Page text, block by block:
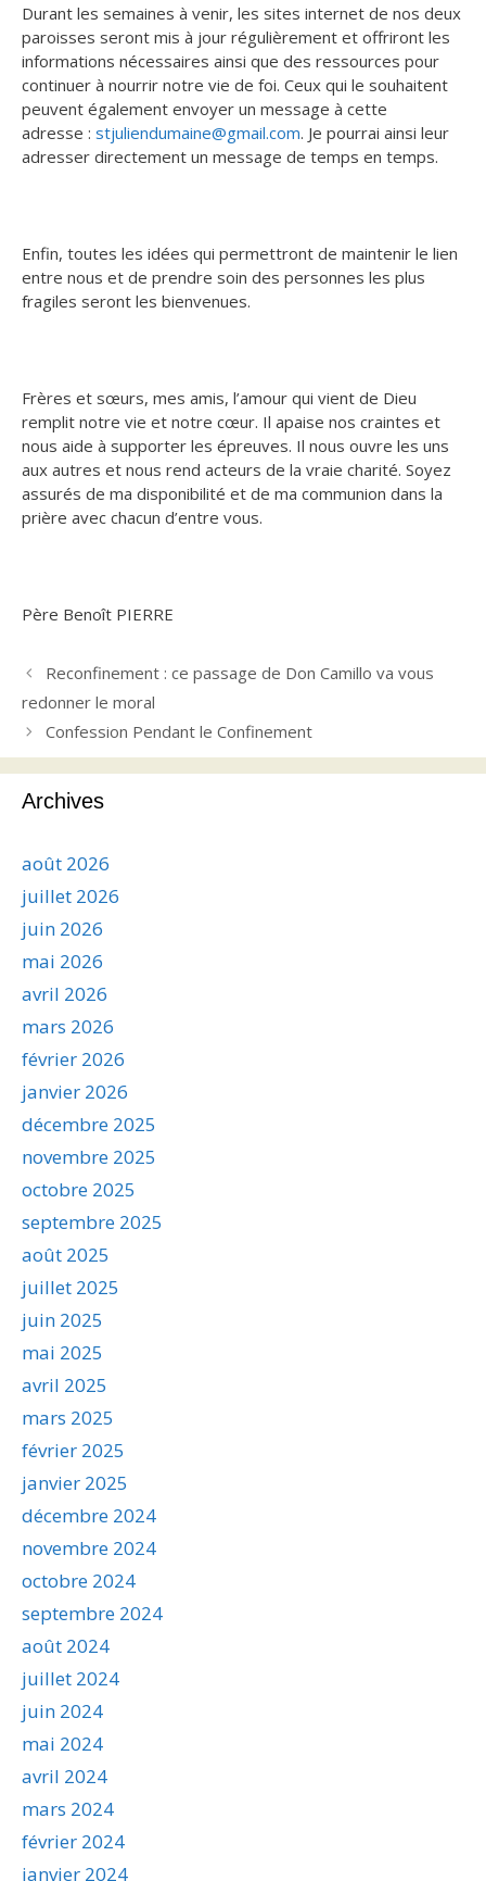
Durant les semaines à venir, les sites internet de nos deux
paroisses seront mis à jour régulièrement et offriront les
informations nécessaires ainsi que des ressources pour
continuer à nourrir notre vie de foi. Ceux qui le souhaitent
peuvent également envoyer un message à cette
adresse : stjuliendumaine@gmail.com. Je pourrai ainsi leur
adresser directement un message de temps en temps.
Enfin, toutes les idées qui permettront de maintenir le lien
entre nous et de prendre soin des personnes les plus
fragiles seront les bienvenues.
Frères et sœurs, mes amis, l’amour qui vient de Dieu
remplit notre vie et notre cœur. Il apaise nos craintes et
nous aide à supporter les épreuves. Il nous ouvre les uns
aux autres et nous rend acteurs de la vraie charité. Soyez
assurés de ma disponibilité et de ma communion dans la
prière avec chacun d’entre vous.
Père Benoît PIERRE
Reconfinement : ce passage de Don Camillo va vous
redonner le moral
Confession Pendant le Confinement
Archives
août 2026
juillet 2026
juin 2026
mai 2026
avril 2026
mars 2026
février 2026
janvier 2026
décembre 2025
novembre 2025
octobre 2025
septembre 2025
août 2025
juillet 2025
juin 2025
mai 2025
avril 2025
mars 2025
février 2025
janvier 2025
décembre 2024
novembre 2024
octobre 2024
septembre 2024
août 2024
juillet 2024
juin 2024
mai 2024
avril 2024
mars 2024
février 2024
janvier 2024